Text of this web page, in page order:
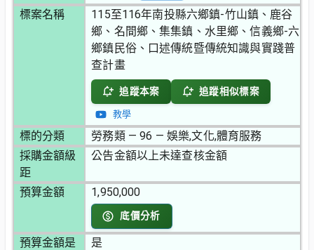
標案名稱
115至116年南投縣六鄉鎮-竹山鎮、鹿谷
鄉、名間鄉、集集鎮、水里鄉、信義鄉-六
鄉鎮民俗、口述傳統暨傳統知識與實踐普
查計畫
追蹤本案 追蹤相似標案
教學
標的分類
勞務類 — 96 — 娛樂,文化,體育服務
採購金額級
距
公告金額以上未達查核金額
預算金額 1,950,000
底價分析
預算金額是
是